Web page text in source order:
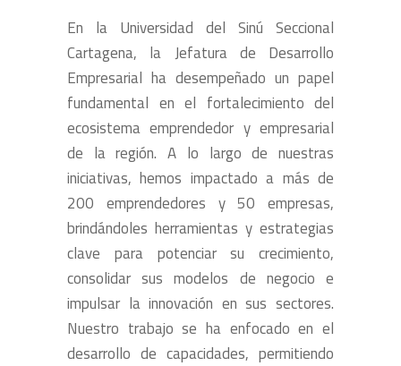
En la Universidad del Sinú Seccional
Cartagena, la Jefatura de Desarrollo
Empresarial ha desempeñado un papel
fundamental en el fortalecimiento del
ecosistema emprendedor y empresarial
de la región. A lo largo de nuestras
iniciativas, hemos impactado a más de
200 emprendedores y 50 empresas,
brindándoles herramientas y estrategias
clave para potenciar su crecimiento,
consolidar sus modelos de negocio e
impulsar la innovación en sus sectores.
Nuestro trabajo se ha enfocado en el
desarrollo de capacidades, permitiendo